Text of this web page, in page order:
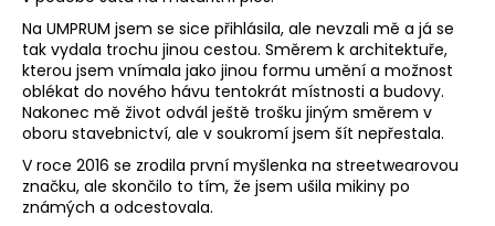
Na UMPRUM jsem se sice přihlásila, ale nevzali mě a já se
tak vydala trochu jinou cestou. Směrem k architektuře,
kterou jsem vnímala jako jinou formu umění a možnost
oblékat do nového hávu tentokrát místnosti a budovy.
Nakonec mě život odvál ještě trošku jiným směrem v
oboru stavebnictví, ale v soukromí jsem šít nepřestala.
V roce 2016 se zrodila první myšlenka na streetwearovou
značku, ale skončilo to tím, že jsem ušila mikiny po
známých a odcestovala.
3
290
Kč